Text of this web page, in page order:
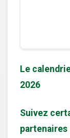
Le
2026
Suivez
partenaires